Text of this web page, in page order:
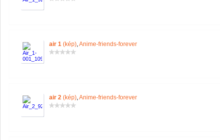
air 1 (kép),Anime-friends-forever
air 2 (kép),Anime-friends-forever